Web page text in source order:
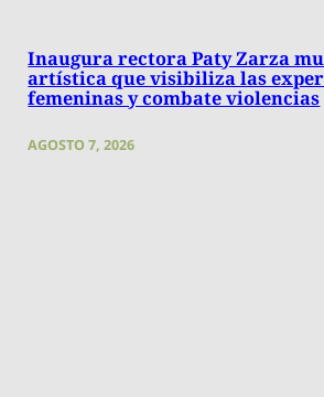
Inaugura rectora Paty Zarza
artística que visibiliza las
femeninas y combate violencias
AGOSTO 7, 2026